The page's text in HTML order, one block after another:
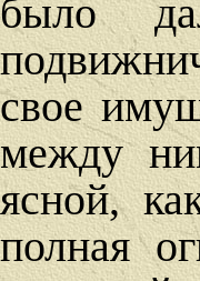
было
свое
между
ясной,
полная